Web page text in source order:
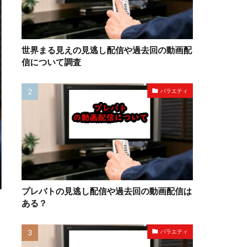
世界まる見えの見逃し配信や過去回の動画配
信について調査
バラエティ
プレバトの見逃し配信や過去回の動画配信は
ある？
バラエティ